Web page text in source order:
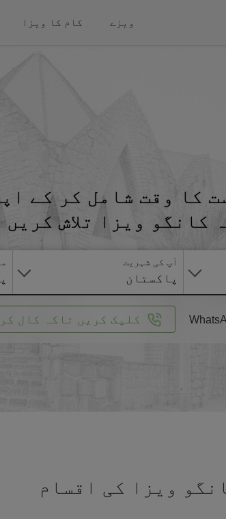
ویزے کام کا ویزا
کا وقت شامل کر کے
کانگو ویزا تلاش کریں
آپ کی شہریت
پاکستان
کلیک کریں تاکہ کال
ویزا کی اقسام